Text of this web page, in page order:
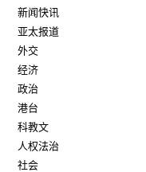
新闻快讯
亚太报道
外交
经济
政治
港台
科教文
人权法治
社会